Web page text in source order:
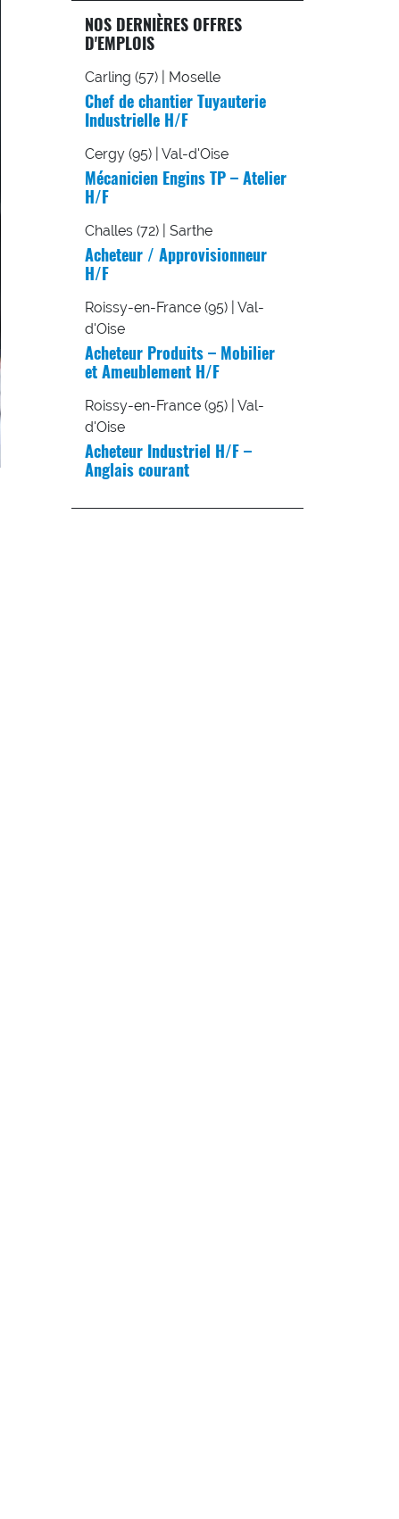
NOS DERNIÈRES OFFRES
D'EMPLOIS
Carling (57) | Moselle
Chef de chantier Tuyauterie
Industrielle H/F
Cergy (95) | Val-d'Oise
Mécanicien Engins TP – Atelier
H/F
Challes (72) | Sarthe
Acheteur / Approvisionneur
H/F
Roissy-en-France (95) | Val-
d'Oise
Acheteur Produits – Mobilier
et Ameublement H/F
Roissy-en-France (95) | Val-
d'Oise
Acheteur Industriel H/F –
Anglais courant